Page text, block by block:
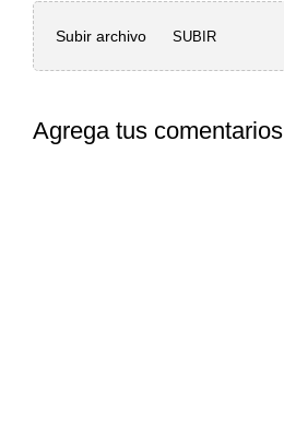
Subir archivo SUBIR
Agrega tus comentarios